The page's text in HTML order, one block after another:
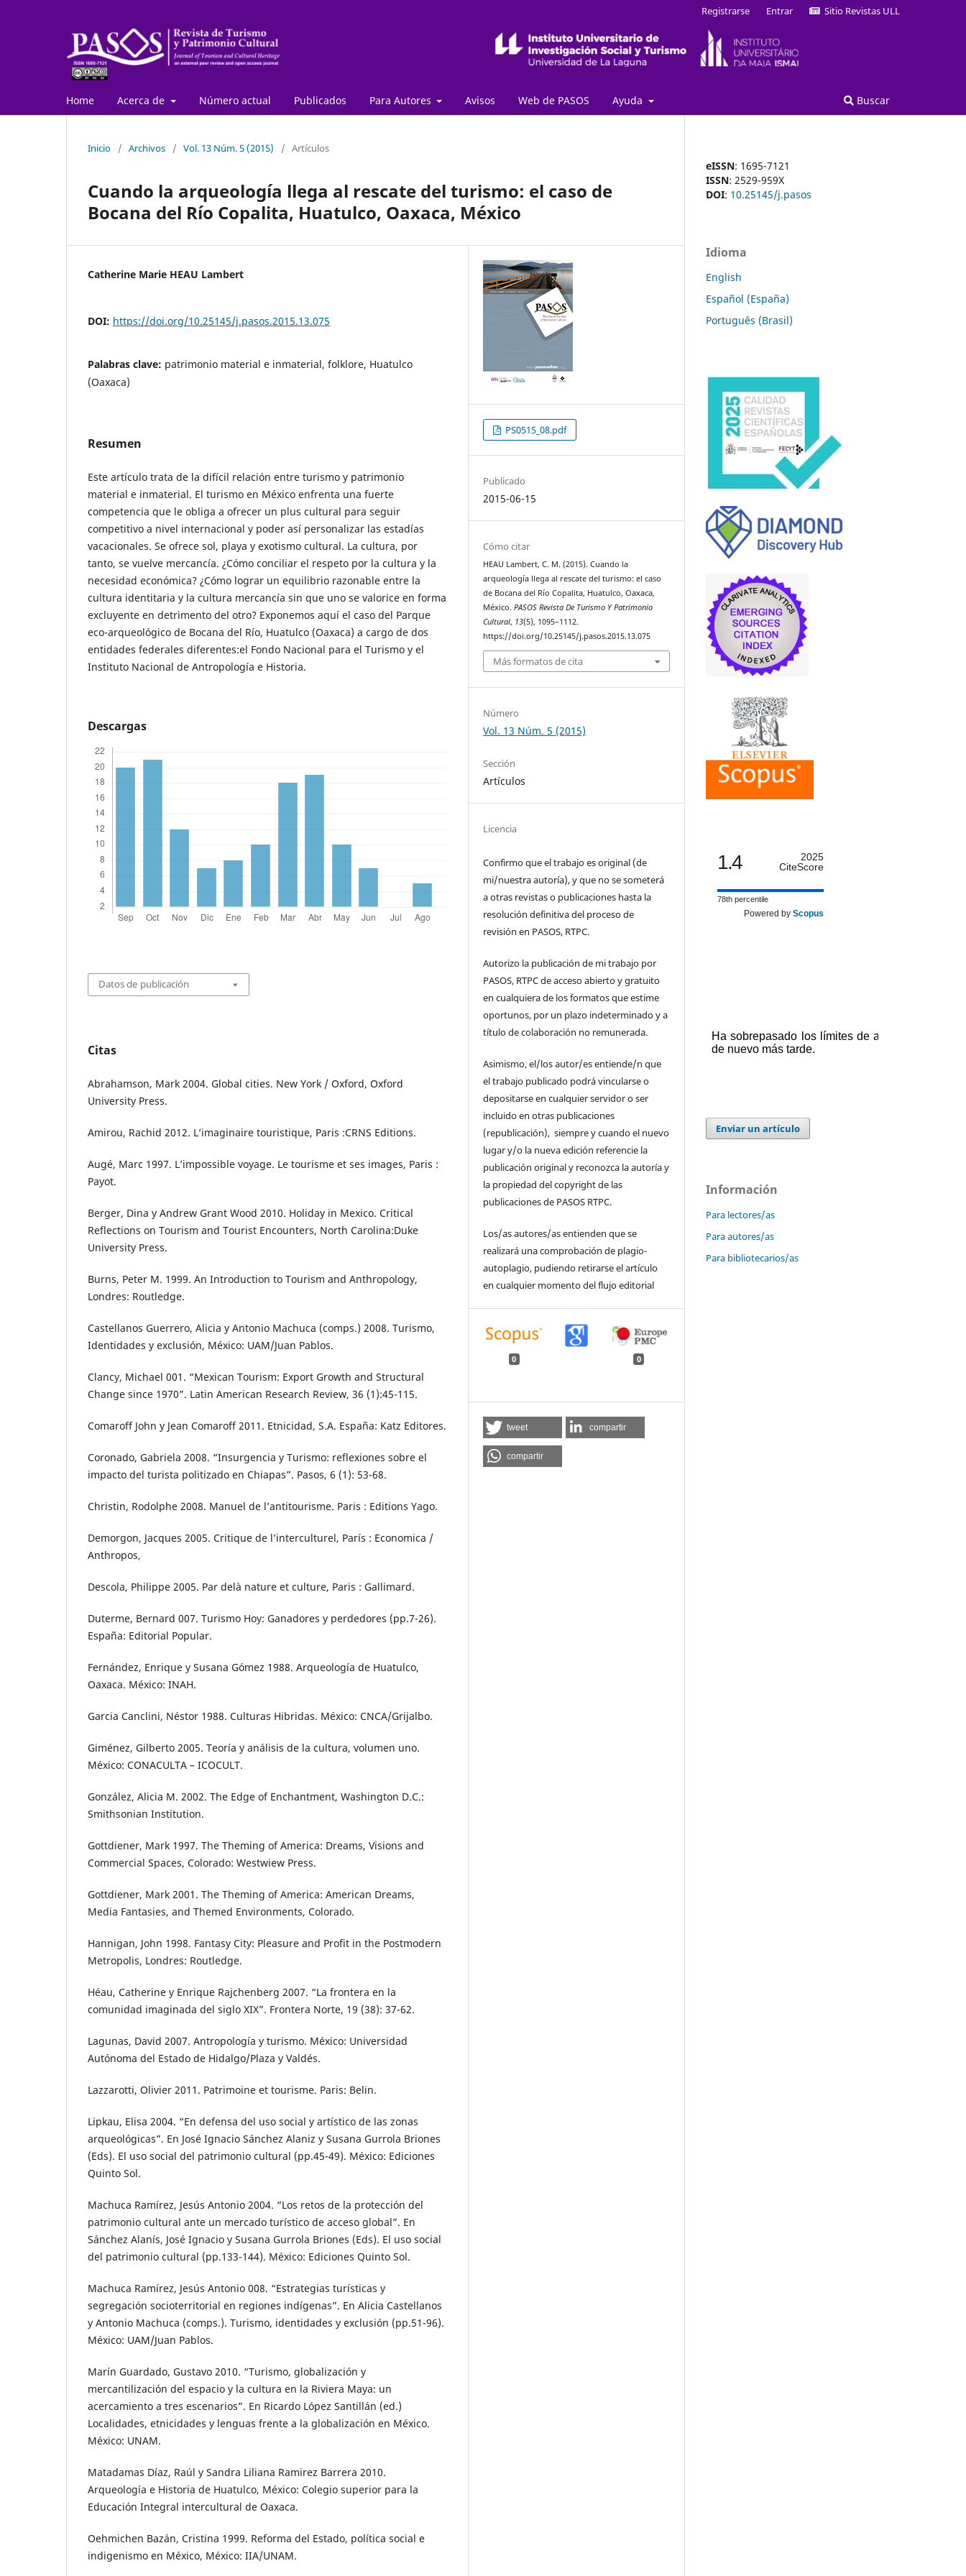
Home Acerca de Número actual Publicados Para Autores Avisos Web de PASOS Ayuda Buscar
Registrarse Entrar Sitio Revistas ULL
Inicio / Archivos / Vol. 13 Núm. 5 (2015) / Artículos
Cuando la arqueología llega al rescate del turismo: el caso de
Bocana del Río Copalita, Huatulco, Oaxaca, México
Catherine Marie HEAU Lambert
DOI: https://doi.org/10.25145/j.pasos.2015.13.075
Palabras clave: patrimonio material e inmaterial, folklore, Huatulco
(Oaxaca)
Resumen
Este artículo trata de la difícil relación entre turismo y patrimonio
material e inmaterial. El turismo en México enfrenta una fuerte
competencia que le obliga a ofrecer un plus cultural para seguir
competitivo a nivel internacional y poder así personalizar las estadías
vacacionales. Se ofrece sol, playa y exotismo cultural. La cultura, por
tanto, se vuelve mercancía. ¿Cómo conciliar el respeto por la cultura y la
necesidad económica? ¿Cómo lograr un equilibrio razonable entre la
cultura identitaria y la cultura mercancía sin que uno se valorice en forma
excluyente en detrimento del otro? Exponemos aquí el caso del Parque
eco-arqueológico de Bocana del Río, Huatulco (Oaxaca) a cargo de dos
entidades federales diferentes:el Fondo Nacional para el Turismo y el
Instituto Nacional de Antropología e Historia.
Descargas
Datos de publicación
Citas
Abrahamson, Mark 2004. Global cities. New York / Oxford, Oxford
University Press.
Amirou, Rachid 2012. L’imaginaire touristique, Paris :CRNS Editions.
Augé, Marc 1997. L’impossible voyage. Le tourisme et ses images, Paris :
Payot.
Berger, Dina y Andrew Grant Wood 2010. Holiday in Mexico. Critical
Reflections on Tourism and Tourist Encounters, North Carolina:Duke
University Press.
Burns, Peter M. 1999. An Introduction to Tourism and Anthropology,
Londres: Routledge.
Castellanos Guerrero, Alicia y Antonio Machuca (comps.) 2008. Turismo,
Identidades y exclusión, México: UAM/Juan Pablos.
Clancy, Michael 001. “Mexican Tourism: Export Growth and Structural
Change since 1970”. Latin American Research Review, 36 (1):45-115.
Comaroff John y Jean Comaroff 2011. Etnicidad, S.A. España: Katz Editores.
Coronado, Gabriela 2008. “Insurgencia y Turismo: reflexiones sobre el
impacto del turista politizado en Chiapas”. Pasos, 6 (1): 53-68.
Christin, Rodolphe 2008. Manuel de l’antitourisme. Paris : Editions Yago.
Demorgon, Jacques 2005. Critique de l’interculturel, París : Economica /
Anthropos,
Descola, Philippe 2005. Par delà nature et culture, Paris : Gallimard.
Duterme, Bernard 007. Turismo Hoy: Ganadores y perdedores (pp.7-26).
España: Editorial Popular.
Fernández, Enrique y Susana Gómez 1988. Arqueología de Huatulco,
Oaxaca. México: INAH.
Garcia Canclini, Néstor 1988. Culturas Hibridas. México: CNCA/Grijalbo.
Giménez, Gilberto 2005. Teoría y análisis de la cultura, volumen uno.
México: CONACULTA – ICOCULT.
González, Alicia M. 2002. The Edge of Enchantment, Washington D.C.:
Smithsonian Institution.
Gottdiener, Mark 1997. The Theming of America: Dreams, Visions and
Commercial Spaces, Colorado: Westwiew Press.
Gottdiener, Mark 2001. The Theming of America: American Dreams,
Media Fantasies, and Themed Environments, Colorado.
Hannigan, John 1998. Fantasy City: Pleasure and Profit in the Postmodern
Metropolis, Londres: Routledge.
Héau, Catherine y Enrique Rajchenberg 2007. “La frontera en la
comunidad imaginada del siglo XIX”. Frontera Norte, 19 (38): 37-62.
Lagunas, David 2007. Antropología y turismo. México: Universidad
Autónoma del Estado de Hidalgo/Plaza y Valdés.
Lazzarotti, Olivier 2011. Patrimoine et tourisme. Paris: Belin.
Lipkau, Elisa 2004. “En defensa del uso social y artístico de las zonas
arqueológicas”. En José Ignacio Sánchez Alaniz y Susana Gurrola Briones
(Eds). El uso social del patrimonio cultural (pp.45-49). México: Ediciones
Quinto Sol.
Machuca Ramírez, Jesús Antonio 2004. “Los retos de la protección del
patrimonio cultural ante un mercado turístico de acceso global”. En
Sánchez Alanís, José Ignacio y Susana Gurrola Briones (Eds). El uso social
del patrimonio cultural (pp.133-144). México: Ediciones Quinto Sol.
Machuca Ramírez, Jesús Antonio 008. “Estrategias turísticas y
segregación socioterritorial en regiones indígenas”. En Alicia Castellanos
y Antonio Machuca (comps.). Turismo, identidades y exclusión (pp.51-96).
México: UAM/Juan Pablos.
Marín Guardado, Gustavo 2010. “Turismo, globalización y
mercantilización del espacio y la cultura en la Riviera Maya: un
acercamiento a tres escenarios”. En Ricardo López Santillán (ed.)
Localidades, etnicidades y lenguas frente a la globalización en México.
México: UNAM.
Matadamas Díaz, Raúl y Sandra Liliana Ramirez Barrera 2010.
Arqueología e Historia de Huatulco, México: Colegio superior para la
Educación Integral intercultural de Oaxaca.
Oehmichen Bazán, Cristina 1999. Reforma del Estado, política social e
indigenismo en México, México: IIA/UNAM.
PS0515_08.pdf
Publicado
2015-06-15
Cómo citar
HEAU Lambert, C. M. (2015). Cuando la
arqueología llega al rescate del turismo: el caso
de Bocana del Río Copalita, Huatulco, Oaxaca,
México.PASOS Revista De Turismo Y Patrimonio
Cultural, 13(5), 1095–1112.
https://doi.org/10.25145/j.pasos.2015.13.075
Más formatos de cita
Número
Vol. 13 Núm. 5 (2015)
Sección
Artículos
Licencia
Confirmo que el trabajo es original (de
mi/nuestra autoría), y que no se someterá
a otras revistas o publicaciones hasta la
resolución definitiva del proceso de
revisión en PASOS, RTPC.
Autorizo la publicación de mi trabajo por
PASOS, RTPC de acceso abierto y gratuito
en cualquiera de los formatos que estime
oportunos, por un plazo indeterminado y a
título de colaboración no remunerada.
Asimismo, el/los autor/es entiende/n que
el trabajo publicado podrá vincularse o
depositarse en cualquier servidor o ser
incluido en otras publicaciones
(republicación), siempre y cuando el nuevo
lugar y/o la nueva edición referencie la
publicación original y reconozca la autoría y
la propiedad del copyright de las
publicaciones de PASOS RTPC.
Los/as autores/as entienden que se
realizará una comprobación de plagio-
autoplagio, pudiendo retirarse el artículo
en cualquier momento del flujo editorial
0 0
tweet compartir
compartir
eISSN: 1695-7121
ISSN: 2529-959X
DOI: 10.25145/j.pasos
Idioma
English
Español (España)
Português (Brasil)
1.4
2025
CiteScore
78th percentile
Powered by Scopus
Enviar un artículo
Información
Para lectores/as
Para autores/as
Para bibliotecarios/as